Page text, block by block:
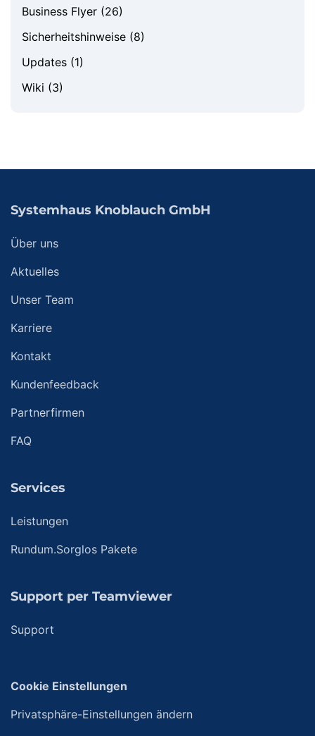
Business Flyer (26)
Sicherheitshinweise (8)
Updates (1)
Wiki (3)
Systemhaus Knoblauch GmbH
Über uns
Aktuelles
Unser Team
Karriere
Kontakt
Kundenfeedback
Partnerfirmen
FAQ
Services
Leistungen
Rundum.Sorglos Pakete
Support per Teamviewer
Support
Cookie Einstellungen
Privatsphäre-Einstellungen ändern